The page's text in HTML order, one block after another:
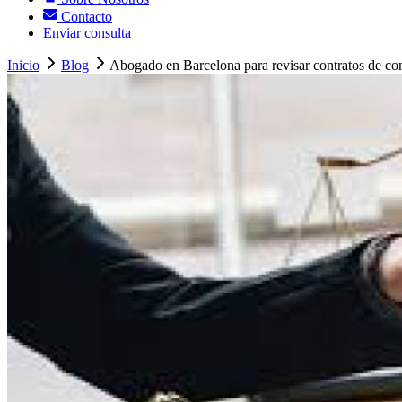
Contacto
Enviar consulta
Inicio Blog Abogado en Barcelona para revisar contratos de